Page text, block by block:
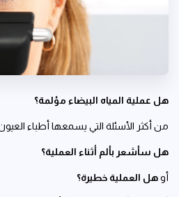
هل عملية المياه البيضاء مؤلمة؟
من أكثر الأسئلة التي يسمعها أطباء
هل سأشعر بألم أثناء العملية؟
أوهل العملية خطيرة؟